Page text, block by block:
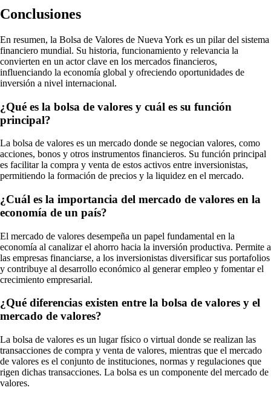
Conclusiones
En resumen, la Bolsa de Valores de Nueva York es un pilar del sistema
financiero mundial. Su historia, funcionamiento y relevancia la
convierten en un actor clave en los mercados financieros,
influenciando la economía global y ofreciendo oportunidades de
inversión a nivel internacional.
¿Qué es la bolsa de valores y cuál es su función
principal?
La bolsa de valores es un mercado donde se negocian valores, como
acciones, bonos y otros instrumentos financieros. Su función principal
es facilitar la compra y venta de estos activos entre inversionistas,
permitiendo la formación de precios y la liquidez en el mercado.
¿Cuál es la importancia del mercado de valores en la
economía de un país?
El mercado de valores desempeña un papel fundamental en la
economía al canalizar el ahorro hacia la inversión productiva. Permite a
las empresas financiarse, a los inversionistas diversificar sus portafolios
y contribuye al desarrollo económico al generar empleo y fomentar el
crecimiento empresarial.
¿Qué diferencias existen entre la bolsa de valores y el
mercado de valores?
La bolsa de valores es un lugar físico o virtual donde se realizan las
transacciones de compra y venta de valores, mientras que el mercado
de valores es el conjunto de instituciones, normas y regulaciones que
rigen dichas transacciones. La bolsa es un componente del mercado de
valores.